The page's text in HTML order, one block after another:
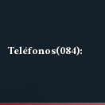
Teléfonos(084):